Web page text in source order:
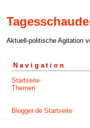
Aktuell-politische Agitation
Navigation
Startseite
Themen
Blogger.de Startseite